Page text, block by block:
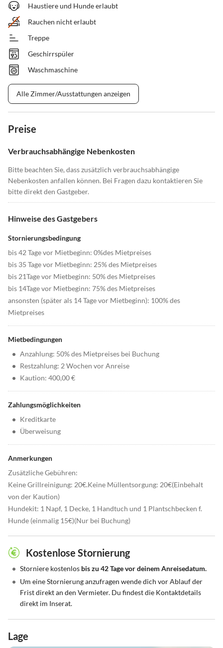
Haustiere und Hunde erlaubt
Rauchen nicht erlaubt
Treppe
Geschirrspüler
Waschmaschine
Alle Zimmer/Ausstattungen anzeigen
Preise
Verbrauchsabhängige Nebenkosten
Bitte beachten Sie, dass zusätzlich verbrauchsabhängige
Nebenkosten anfallen können. Bei Fragen dazu kontaktieren Sie
bitte direkt den Gastgeber.
Hinweise des Gastgebers
Stornierungsbedingung
bis 42 Tage vor Mietbeginn: 0%des Mietpreises
bis 35 Tage vor Mietbeginn: 25% des Mietpreises
bis 21Tage vor Mietbeginn: 50% des Mietpreises
bis 14Tage vor Mietbeginn: 75% des Mietpreises
ansonsten (später als 14 Tage vor Mietbeginn): 100% des
Mietpreises
Mietbedingungen
• Anzahlung: 50% des Mietpreises bei Buchung
• Restzahlung: 2 Wochen vor Anreise
• Kaution: 400,00 €
Zahlungsmöglichkeiten
• Kreditkarte
• Überweisung
Anmerkungen
Zusätzliche Gebühren:
Keine Grillreinigung: 20€.Keine Müllentsorgung: 20€(Einbehalt
von der Kaution)
Hundekit: 1 Napf, 1 Decke, 1 Handtuch und 1 Plantschbecken f.
Hunde (einmalig 15€)(Nur bei Buchung)
Kostenlose Stornierung
• Storniere kostenlos bis zu 42 Tage vor deinem Anreisedatum.
• Um eine Stornierung anzufragen wende dich vor Ablauf der
Frist direkt an den Vermieter. Du findest die Kontaktdetails
direkt im Inserat.
Lage